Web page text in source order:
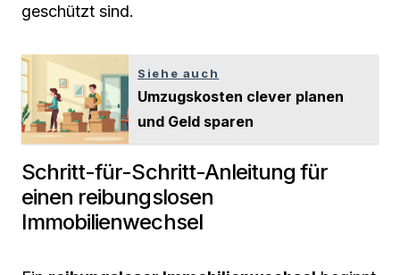
geschützt sind.
Siehe auch
Umzugskosten clever planen
und Geld sparen
Schritt-für-Schritt-Anleitung für
einen reibungslosen
Immobilienwechsel